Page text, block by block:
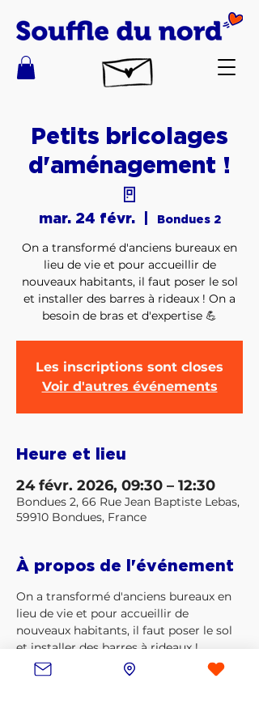
Petits bricolages
d'aménagement !
🚪
mar. 24 févr.
  |
Bondues 2
On a transformé d'anciens bureaux en
lieu de vie et pour accueillir de
nouveaux habitants, il faut poser le sol
et installer des barres à rideaux ! On a
besoin de bras et d'expertise 💪
Les inscriptions sont closes
Voir d'autres événements
Heure et lieu
24 févr. 2026, 09:30 – 12:30
Bondues 2, 66 Rue Jean Baptiste Lebas,
59910 Bondues, France
À propos de l'événement
On a transformé d'anciens bureaux en
lieu de vie et pour accueillir de
nouveaux habitants, il faut poser le sol
et installer des barres à rideaux !
Si tu aimes bien bricoler, ton aide est
précieuse 🙏